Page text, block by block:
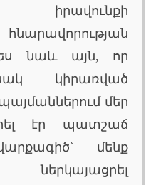
իրավունքի
նաև այն, որ
կիրառված
մեր
էր պատշաճ
մենք